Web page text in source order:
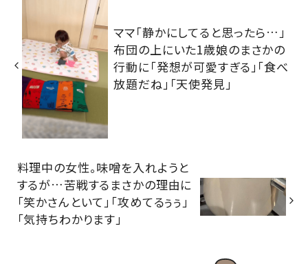
ママ「静かにしてると思ったら…」
布団の上にいた1歳娘のまさかの
行動に「発想が可愛すぎる」「食べ
放題だね」「天使発見」
料理中の女性。味噌を入れようと
するが…苦戦するまさかの理由に
「笑かさんといて」「攻めてるぅぅ」
「気持ちわかります」